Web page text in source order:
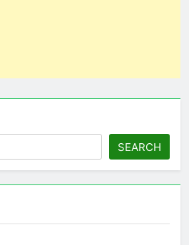
SEARCH